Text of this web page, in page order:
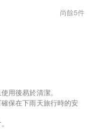
尚餘5件
用後易於清潔。
保在下雨天旅行時的安